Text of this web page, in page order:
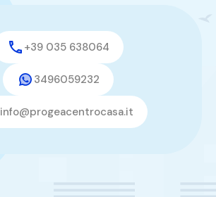
+39 035 638064
3496059232
info@progeacentrocasa.it